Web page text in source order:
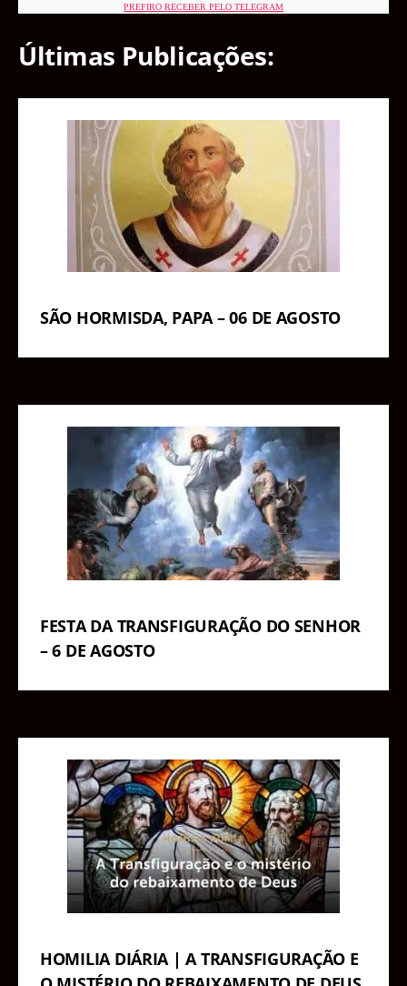
PREFIRO RECEBER PELO TELEGRAM
Últimas Publicações:
SÃO HORMISDA, PAPA – 06 DE AGOSTO
FESTA DA TRANSFIGURAÇÃO DO SENHOR
– 6 DE AGOSTO
HOMILIA DIÁRIA | A TRANSFIGURAÇÃO E